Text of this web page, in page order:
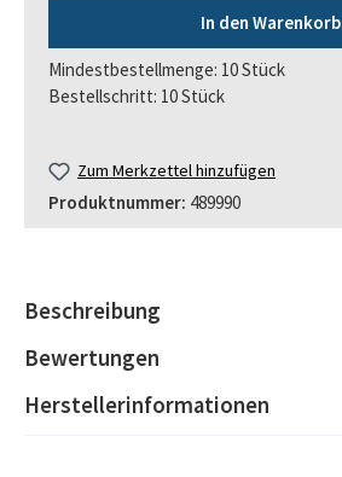
In den Warenkorb
Mindestbestellmenge: 10 Stück
Bestellschritt: 10 Stück
Zum Merkzettel hinzufügen
Produktnummer: 489990
Beschreibung
Bewertungen
Herstellerinformationen